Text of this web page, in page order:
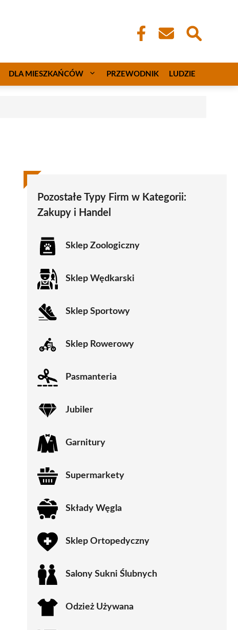
DLA MIESZKAŃCÓW PRZEWODNIK LUDZIE
Pozostałe Typy Firm w Kategorii:
Zakupy i Handel
Sklep Zoologiczny
Sklep Wędkarski
Sklep Sportowy
Sklep Rowerowy
Pasmanteria
Jubiler
Garnitury
Supermarkety
Składy Węgla
Sklep Ortopedyczny
Salony Sukni Ślubnych
Odzież Używana